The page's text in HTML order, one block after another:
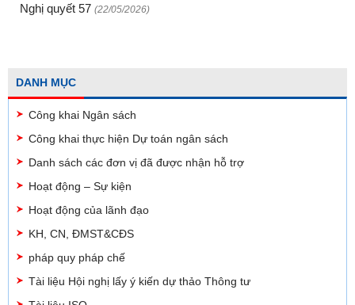
Nghị quyết 57 (22/05/2026)
DANH MỤC
Công khai Ngân sách
Công khai thực hiện Dự toán ngân sách
Danh sách các đơn vị đã được nhận hỗ trợ
Hoạt động – Sự kiện
Hoạt động của lãnh đạo
KH, CN, ĐMST&CĐS
pháp quy pháp chế
Tài liệu Hội nghị lấy ý kiến dự thảo Thông tư